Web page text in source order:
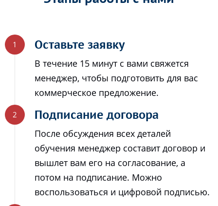
Оставьте заявку
В течение 15 минут с вами свяжется
менеджер, чтобы подготовить для вас
коммерческое предложение.
Подписание договора
После обсуждения всех деталей
обучения менеджер составит договор и
вышлет вам его на согласование, а
потом на подписание. Можно
воспользоваться и цифровой подписью.